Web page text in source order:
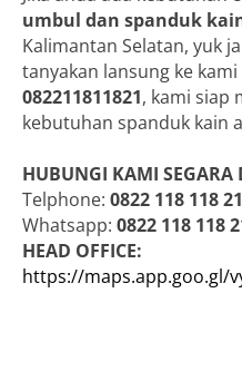
umbul dan spanduk
Kalimantan Selatan, yuk
tanyakan lansung ke
082211811821, kami siap
kebutuhan spanduk kain
HUBUNGI KAMI
Telphone: 0822 118 118 21
Whatsapp: 0822 118 118
HEAD OFFICE:
https://maps.app.goo.gl/